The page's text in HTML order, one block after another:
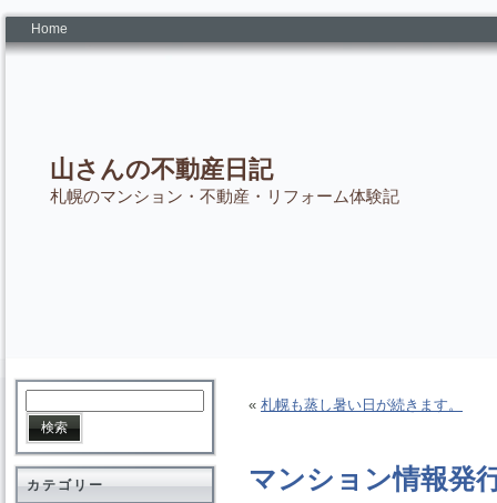
Home
山さんの不動産日記
札幌のマンション・不動産・リフォーム体験記
カテゴリー
« 札幌も蒸し暑い日が続きます。
マンション情報発